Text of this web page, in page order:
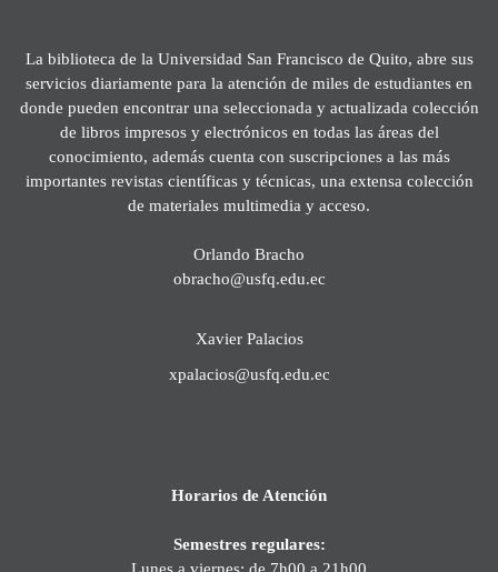
La biblioteca de la Universidad San Francisco de Quito, abre sus
servicios diariamente para la atención de miles de estudiantes en
donde pueden encontrar una seleccionada y actualizada colección
de libros impresos y electrónicos en todas las áreas del
conocimiento, además cuenta con suscripciones a las más
importantes revistas científicas y técnicas, una extensa colección
de materiales multimedia y acceso.
Orlando Bracho
obracho@usfq.edu.ec
Xavier Palacios
xpalacios@usfq.edu.ec
Horarios de Atención
Semestres regulares:
Lunes a viernes: de 7h00 a 21h00